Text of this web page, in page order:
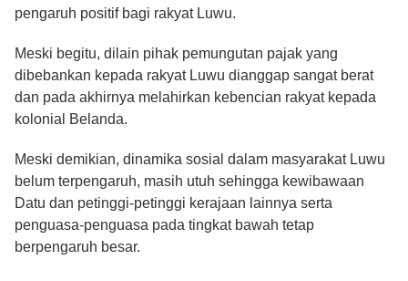
pengaruh positif bagi rakyat Luwu.
Meski begitu, dilain pihak pemungutan pajak yang
dibebankan kepada rakyat Luwu dianggap sangat berat
dan pada akhirnya melahirkan kebencian rakyat kepada
kolonial Belanda.
Meski demikian, dinamika sosial dalam masyarakat Luwu
belum terpengaruh, masih utuh sehingga kewibawaan
Datu dan petinggi-petinggi kerajaan lainnya serta
penguasa-penguasa pada tingkat bawah tetap
berpengaruh besar.